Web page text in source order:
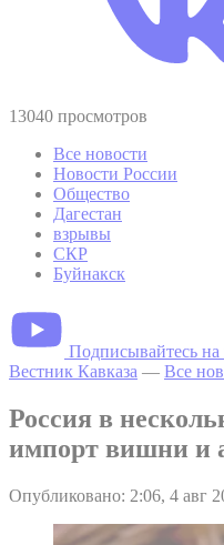
13040 просмотров
Все новости
Новости России
Общество
Дагестан
взрывы
СКР
Буйнакск
Подписывайтесь
Вестник Кавказа — Все
Россия в
импорт вишни и
Опубликовано: 2:06, 4 авг